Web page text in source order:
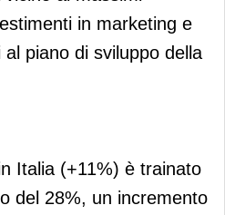
in marketing e
piano di sviluppo della
Italia (+11%) è trainato
del 28%, un incremento